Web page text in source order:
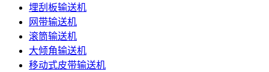
埋刮板输送机
网带输送机
滚筒输送机
大倾角输送机
移动式皮带输送机